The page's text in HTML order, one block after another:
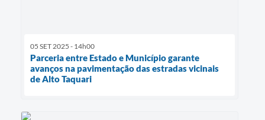
05 SET 2025 - 14h00
Parceria entre Estado e Município garante
avanços na pavimentação das estradas vicinais
de Alto Taquari